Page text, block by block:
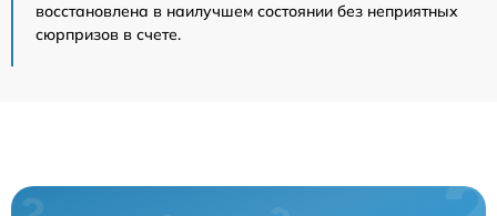
восстановлена в наилучшем состоянии без неприятных
сюрпризов в счете.